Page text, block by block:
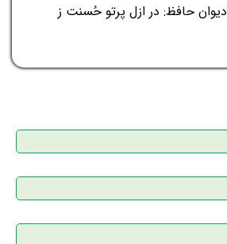
غزل شماره‌ی ۱۵۲ دیوان حافظ: در ازل پرتو حُسنت ز